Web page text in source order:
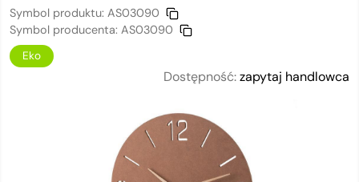
Symbol produktu: AS03090
Symbol producenta: AS03090
Eko
Dostępność:zapytaj handlowca